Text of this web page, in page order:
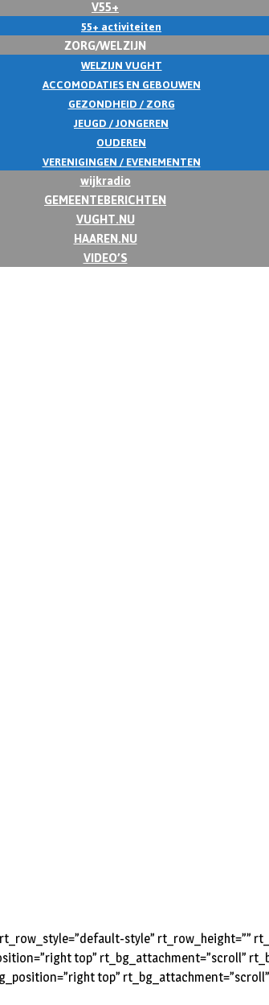
V55+
55+ activiteiten
ZORG/WELZIJN
WELZIJN VUGHT
ACCOMODATIES EN GEBOUWEN
GEZONDHEID / ZORG
JEUGD / JONGEREN
OUDEREN
VERENIGINGEN / EVENEMENTEN
wijkradio
GEMEENTEBERICHTEN
VUGHT.NU
HAAREN.NU
VIDEO’S
style” rt_row_height=””
top” rt_bg_attachment=”scroll”
top”